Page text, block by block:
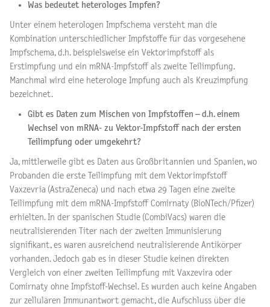
Was bedeutet heterologes Impfen?
Unter einem heterologen Impfschema versteht man die
Kombination unterschiedlicher Impfstoffe für das vorgesehene
Impfschema, d.h. beispielsweise ein Vektorimpfstoff als
Erstimpfung und ein mRNA-Impfstoff als zweite Teilimpfung.
Manchmal wird eine heterologe Impfung auch als Kreuzimpfung
bezeichnet.
Gibt es Daten zum Mischen von Impfstoffen – d.h. einem
Wechsel von mRNA- zu Vektor-Impfstoff nach der ersten
Teilimpfung oder umgekehrt?
Ja, mittlerweile gibt es Daten aus Großbritannien und Spanien, wo
Probanden die erste Teilimpfung mit dem Vektorimpfstoff
Vaxzevria (AstraZeneca) und nach etwa 29 Tagen eine zweite
Teilimpfung mit dem mRNA-Impfstoff Comirnaty (BioNTech/Pfizer)
erhielten. In der spanischen Studie (CombiVacs) waren die
neutralisierenden Titer nach der zweiten Immunisierung
signifikant, es waren ausreichend neutralisierende Antikörper
vorhanden. Jedoch gab es in dieser Studie keinen direkten
Vergleich von einer zweiten Teilimpfung mit Vaxzevira oder
Comirnaty ohne Impfstoff-Wechsel. Es wurden auch keine Angaben
zur zellulären Immunantwort gemacht, die Aufschluss über die